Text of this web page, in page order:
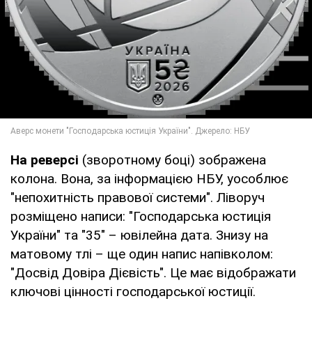
На реверсі (зворотному боці) зображена
колона. Вона, за інформацією НБУ, уособлює
"непохитність правової системи". Ліворуч
розміщено написи: "Господарська юстиція
України" та "35" – ювілейна дата. Знизу на
матовому тлі – ще один напис напівколом:
"Досвід Довіра Дієвість". Це має відображати
ключові цінності господарської юстиції.